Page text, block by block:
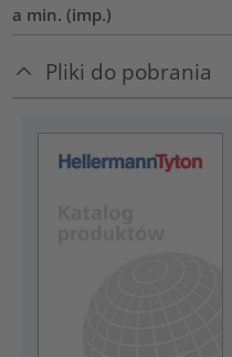
a min. (imp.)
Pliki do pobrania